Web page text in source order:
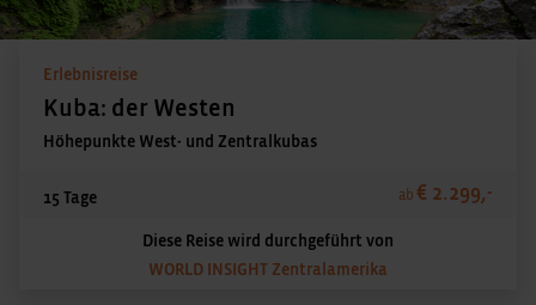
Erlebnisreise
Kuba: der Westen
Höhepunkte West- und Zentralkubas
15 Tage ab € 2.299,-
Diese Reise wird durchgeführt von
WORLD INSIGHT Zentralamerika